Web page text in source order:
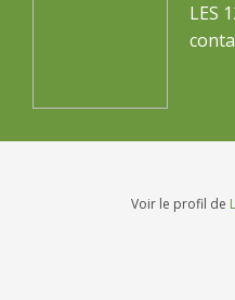
LES
Voir le profil de